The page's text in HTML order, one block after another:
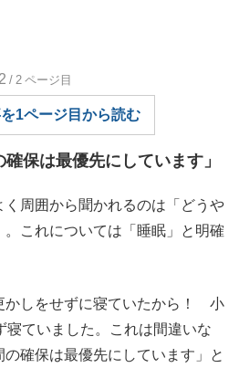
2 /2 ページ目
1ページ目から読む
確保は最優先にしています」
周囲から聞かれるのは「どうや
これについては「睡眠」と明確
かしをせずに寝ていたから！ 小
寝ていました。これは間違いな
確保は最優先にしています」と